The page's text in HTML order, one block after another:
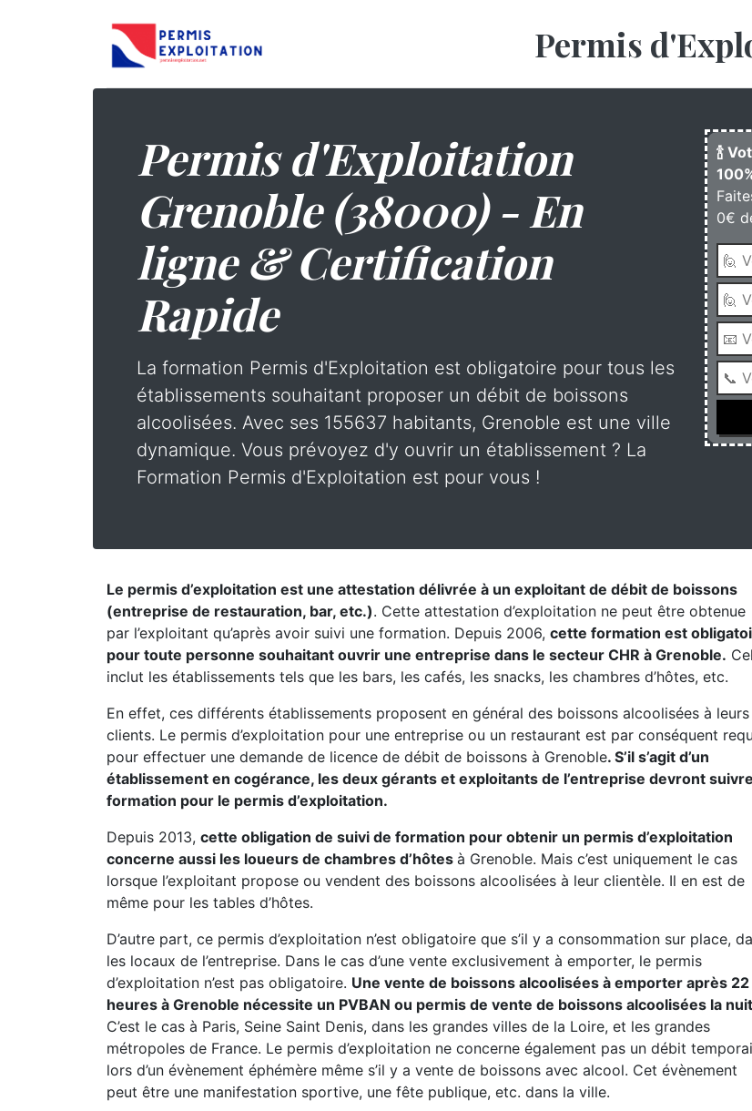
Permis
Permis d'Exploitation
Grenoble (38000) - En
ligne & Certification
Rapide
La formation Permis d'Exploitation est obligatoire pour tous les
établissements souhaitant proposer un débit de boissons
alcoolisées. Avec ses 155637 habitants, Grenoble est une ville
dynamique. Vous prévoyez d'y ouvrir un établissement ? La
Formation Permis d'Exploitation est pour vous !
🍾
0€
Le permis d’exploitation est une attestation délivrée à un exploitant de débit de boissons
(entreprise de restauration, bar, etc.). Cette attestation d’exploitation ne peut être obtenue
par l’exploitant qu’après avoir suivi une formation. Depuis 2006, cette formation est
pour toute personne souhaitant ouvrir une entreprise dans le secteur CHR à Grenoble.
inclut les établissements tels que les bars, les cafés, les snacks, les chambres d’hôtes, etc.
En effet, ces différents établissements proposent en général des boissons alcoolisées à leurs
clients. Le permis d’exploitation pour une entreprise ou un restaurant est par conséquent
pour effectuer une demande de licence de débit de boissons à Grenoble. S’il s’agit d’un
établissement en cogérance, les deux gérants et exploitants de l’entreprise devront
formation pour le permis d’exploitation.
Depuis 2013, cette obligation de suivi de formation pour obtenir un permis d’exploitation
concerne aussi les loueurs de chambres d’hôtes à Grenoble. Mais c’est uniquement le cas
lorsque l’exploitant propose ou vendent des boissons alcoolisées à leur clientèle. Il en est de
même pour les tables d’hôtes.
D’autre part, ce permis d’exploitation n’est obligatoire que s’il y a consommation sur place,
les locaux de l’entreprise. Dans le cas d’une vente exclusivement à emporter, le permis
d’exploitation n’est pas obligatoire. Une vente de boissons alcoolisées à emporter après 22
heures à Grenoble nécessite un PVBAN ou permis de vente de boissons alcoolisées la nuit
C’est le cas à Paris, Seine Saint Denis, dans les grandes villes de la Loire, et les grandes
métropoles de France. Le permis d’exploitation ne concerne également pas un débit
lors d’un évènement éphémère même s’il y a vente de boissons avec alcool. Cet évènement
peut être une manifestation sportive, une fête publique, etc. dans la ville.